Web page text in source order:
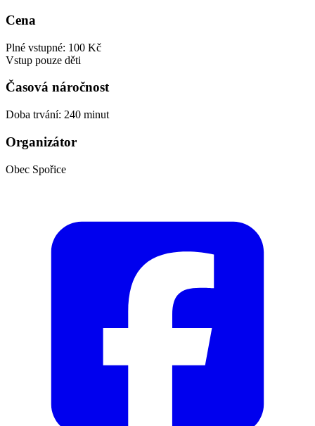
Cena
Plné vstupné: 100 Kč
Vstup pouze děti
Časová náročnost
Doba trvání: 240 minut
Organizátor
Obec Spořice